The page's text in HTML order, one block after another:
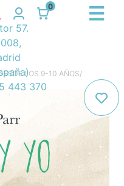
0
57.
443 370
LOS 9-10 AÑOS/